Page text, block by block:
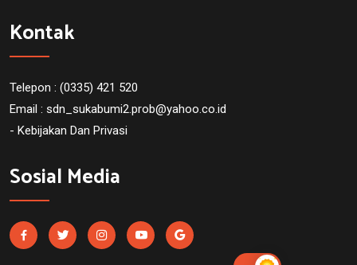
Kontak
Telepon : (0335) 421 520
Email : sdn_sukabumi2.prob@yahoo.co.id
- Kebijakan Dan Privasi
Sosial Media